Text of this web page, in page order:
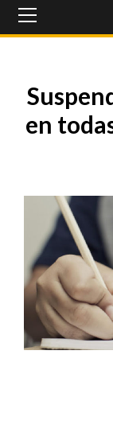
Menu
en